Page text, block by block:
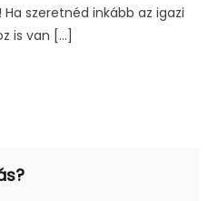
szeretnéd inkább az igazi
is van […]